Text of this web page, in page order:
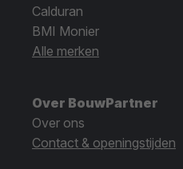
Calduran
BMI Monier
Alle merken
Over BouwPartner
Over ons
Contact & openingstijden